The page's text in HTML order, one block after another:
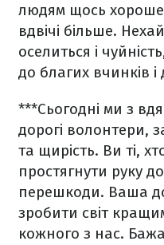
людям щось хороше
вдвічі більше.
оселиться і
до благих вчинків
***Сьогодні ми з
дорогі волонтери,
та щирість. Ви ті,
простягнути руку
перешкоди. Ваша
зробити світ
кожного з нас.